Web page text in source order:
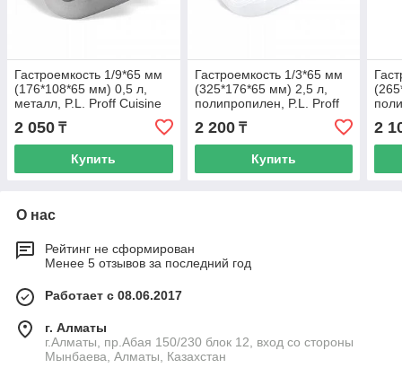
Гастроемкость 1/9*65 мм
(176*108*65 мм) 0,5 л,
металл, P.L. Proff Cuisine
2 050 ₸
Купить
Гастроемкость 1/3*65 мм
(325*176*65 мм) 2,5 л,
полипропилен, P.L. Proff
2 200₸
Купить
2
О нас
Рейтинг не сформирован
Менее 5 отзывов за последний год
Работает с 08.06.2017
г. Алматы
г.Алматы, пр.Абая 150/230 блок 12, вход со стороны
Мынбаева, Алматы, Казахстан